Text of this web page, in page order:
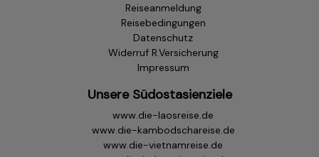
Reiseanmeldung
Reisebedingungen
Datenschutz
Widerruf R.Versicherung
Impressum
Unsere Südostasienziele
www.die-laosreise.de
www.die-kambodschareise.de
www.die-vietnamreise.de